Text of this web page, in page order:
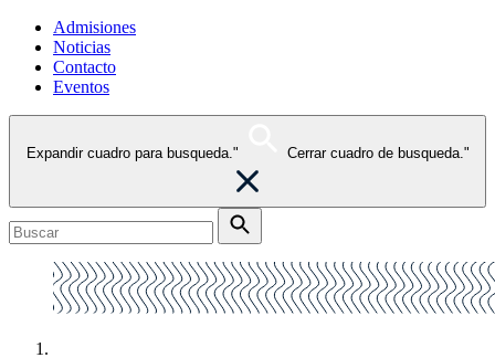
Admisiones
Noticias
Contacto
Eventos
Expandir cuadro para busqueda." Cerrar cuadro de busqueda."